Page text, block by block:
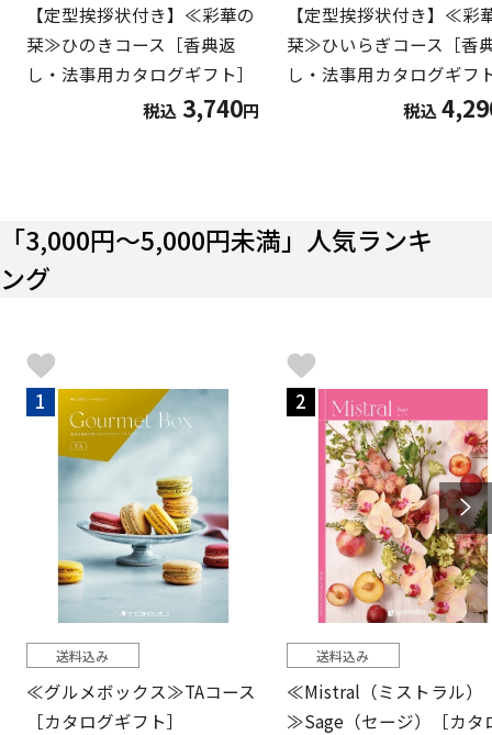
【定型挨拶状付き】≪彩華の
栞≫ひのきコース［香典返
し・法事用カタログギフト］
税込 3,740円
【定型挨拶状付き】≪彩
栞≫ひいらぎコース［香
し・法事用カタログギフ
税込
「3,000円～5,000円未満」人気ランキ
ング
1
送料込み
≪グルメボックス≫TAコース
［カタログギフト］
2
送料込み
≪Mistral（ミストラル）
≫Sage（セージ）［カタ